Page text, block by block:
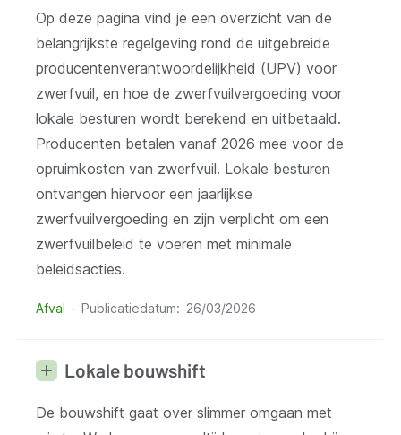
Op deze pagina vind je een overzicht van de
belangrijkste regelgeving rond de uitgebreide
producentenverantwoordelijkheid (UPV) voor
zwerfvuil, en hoe de zwerfvuilvergoeding voor
lokale besturen wordt berekend en uitbetaald.
Producenten betalen vanaf 2026 mee voor de
opruimkosten van zwerfvuil. Lokale besturen
ontvangen hiervoor een jaarlijkse
zwerfvuilvergoeding en zijn verplicht om een
zwerfvuilbeleid te voeren met minimale
beleidsacties.
Afval Publicatiedatum 26/03/2026
Lokale bouwshift
De bouwshift gaat over slimmer omgaan met